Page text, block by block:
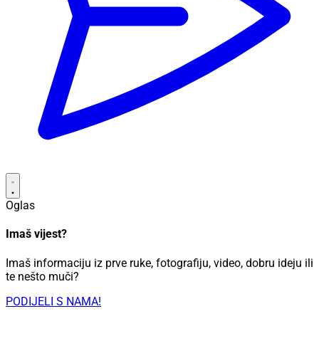
Oglas
Imaš vijest?
Imaš informaciju iz prve ruke, fotografiju, video, dobru ideju ili
te nešto muči?
PODIJELI S NAMA!